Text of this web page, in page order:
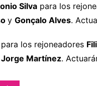
Silva para los
y Gonçalo Alves.
para los rejoneadores
Jorge Martínez.